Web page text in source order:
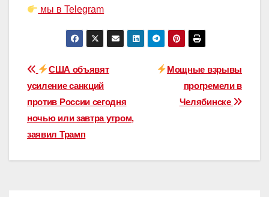
мы в Telegram
Навигация
по
записям
Мощные взрывы
прогремели в
Челябинске
США объявят
усиление санкций
против России сегодня
ночью или завтра утром,
заявил Трамп